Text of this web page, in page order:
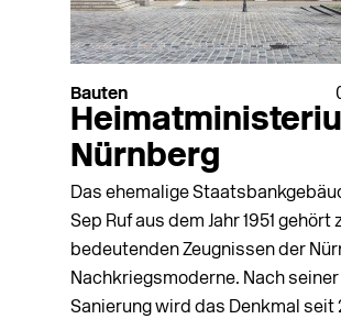
Bauten
Nürnberg
Das ehemalige
Sep Ruf aus dem Jahr 1951 gehört
bedeutenden Zeugnissen der
Nachkriegsmoderne. Nach
Sanierung wird das Denkmal seit